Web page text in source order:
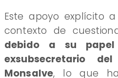
Este apoyo explícito
contexto de
debido a su
exsubsecretario
Monsalve, lo que